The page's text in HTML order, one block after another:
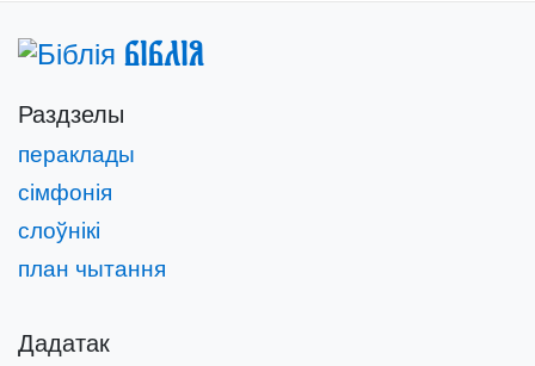
Біблія
Раздзелы
пераклады
сімфонія
слоўнікі
план чытання
Дадатак